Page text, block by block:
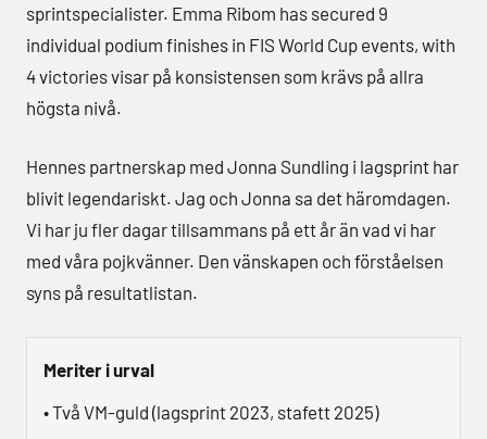
sprintspecialister. Emma Ribom has secured 9
individual podium finishes in FIS World Cup events, with
4 victories visar på konsistensen som krävs på allra
högsta nivå.
Hennes partnerskap med Jonna Sundling i lagsprint har
blivit legendariskt. Jag och Jonna sa det häromdagen.
Vi har ju fler dagar tillsammans på ett år än vad vi har
med våra pojkvänner. Den vänskapen och förståelsen
syns på resultatlistan.
Meriter i urval
• Två VM-guld (lagsprint 2023, stafett 2025)